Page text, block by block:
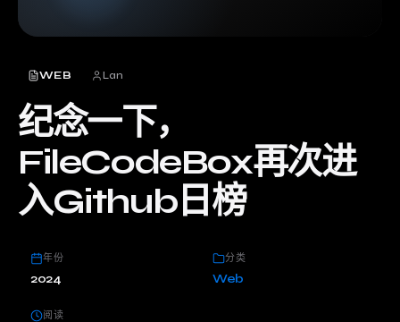
WEB Lan
纪念一下，
FileCodeBox再次进
入Github日榜
年份
2024
分类
Web
阅读